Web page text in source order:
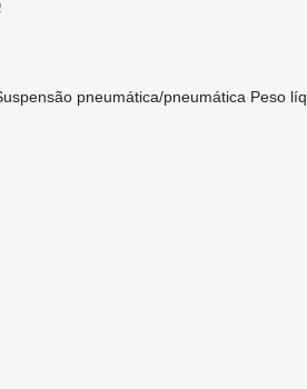
pneumática/pneumática Peso